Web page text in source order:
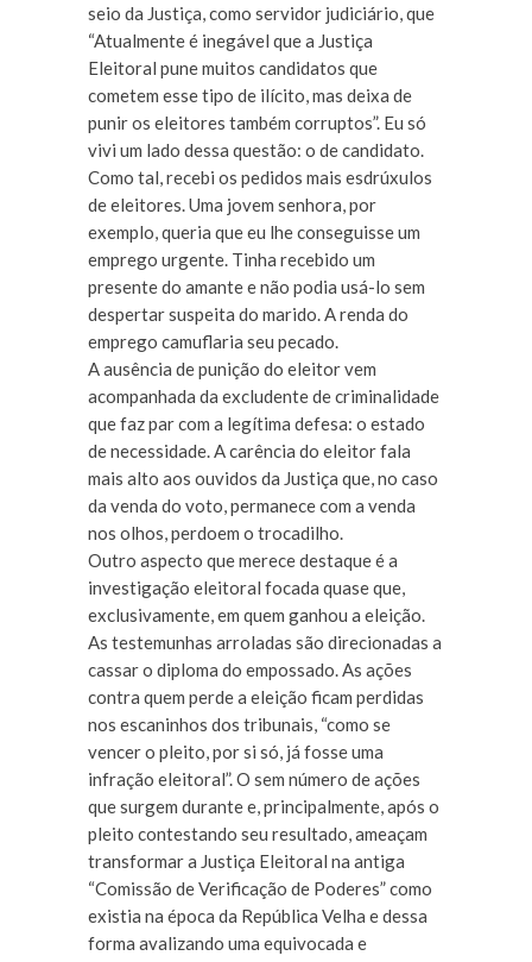
seio da Justiça, como servidor judiciário, que
“Atualmente é inegável que a Justiça
Eleitoral pune muitos candidatos que
cometem esse tipo de ilícito, mas deixa de
punir os eleitores também corruptos”. Eu só
vivi um lado dessa questão: o de candidato.
Como tal, recebi os pedidos mais esdrúxulos
de eleitores. Uma jovem senhora, por
exemplo, queria que eu lhe conseguisse um
emprego urgente. Tinha recebido um
presente do amante e não podia usá-lo sem
despertar suspeita do marido. A renda do
emprego camuflaria seu pecado.
A ausência de punição do eleitor vem
acompanhada da excludente de criminalidade
que faz par com a legítima defesa: o estado
de necessidade. A carência do eleitor fala
mais alto aos ouvidos da Justiça que, no caso
da venda do voto, permanece com a venda
nos olhos, perdoem o trocadilho.
Outro aspecto que merece destaque é a
investigação eleitoral focada quase que,
exclusivamente, em quem ganhou a eleição.
As testemunhas arroladas são direcionadas a
cassar o diploma do empossado. As ações
contra quem perde a eleição ficam perdidas
nos escaninhos dos tribunais, “como se
vencer o pleito, por si só, já fosse uma
infração eleitoral”. O sem número de ações
que surgem durante e, principalmente, após o
pleito contestando seu resultado, ameaçam
transformar a Justiça Eleitoral na antiga
“Comissão de Verificação de Poderes” como
existia na época da República Velha e dessa
forma avalizando uma equivocada e